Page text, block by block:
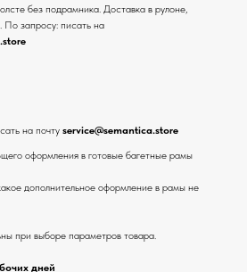
без подрамника. Доставка в рулоне,
По запросу: писать на
на почту service@semantica.store
оформления в готовые багетные рамы
дополнительное оформление в рамы не
при выборе параметров товара.
дней